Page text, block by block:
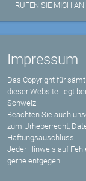
RUFEN SIE MICH AN
Impressum
Das Copyright für
dieser Website liegt
Schweiz.
Beachten Sie auch
zum Urheberrecht,
Haftungsauschluss.
Jeder Hinweis auf
gerne entgegen.